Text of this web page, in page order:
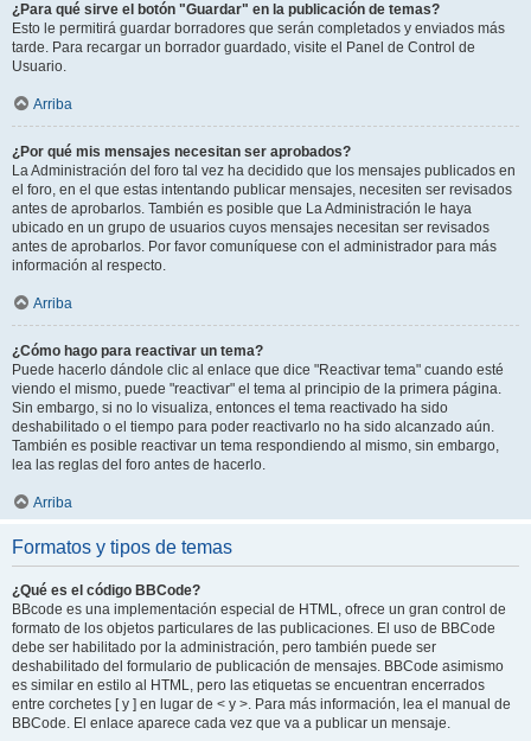
¿Para qué sirve el botón "Guardar" en la publicación de temas?
Esto le permitirá guardar borradores que serán completados y enviados más
tarde. Para recargar un borrador guardado, visite el Panel de Control de
Usuario.
Arriba
¿Por qué mis mensajes necesitan ser aprobados?
La Administración del foro tal vez ha decidido que los mensajes publicados en
el foro, en el que estas intentando publicar mensajes, necesiten ser revisados
antes de aprobarlos. También es posible que La Administración le haya
ubicado en un grupo de usuarios cuyos mensajes necesitan ser revisados
antes de aprobarlos. Por favor comuníquese con el administrador para más
información al respecto.
Arriba
¿Cómo hago para reactivar un tema?
Puede hacerlo dándole clic al enlace que dice "Reactivar tema" cuando esté
viendo el mismo, puede "reactivar" el tema al principio de la primera página.
Sin embargo, si no lo visualiza, entonces el tema reactivado ha sido
deshabilitado o el tiempo para poder reactivarlo no ha sido alcanzado aún.
También es posible reactivar un tema respondiendo al mismo, sin embargo,
lea las reglas del foro antes de hacerlo.
Arriba
Formatos y tipos de temas
¿Qué es el código BBCode?
BBcode es una implementación especial de HTML, ofrece un gran control de
formato de los objetos particulares de las publicaciones. El uso de BBCode
debe ser habilitado por la administración, pero también puede ser
deshabilitado del formulario de publicación de mensajes. BBCode asimismo
es similar en estilo al HTML, pero las etiquetas se encuentran encerrados
entre corchetes [ y ] en lugar de < y >. Para más información, lea el manual de
BBCode. El enlace aparece cada vez que va a publicar un mensaje.